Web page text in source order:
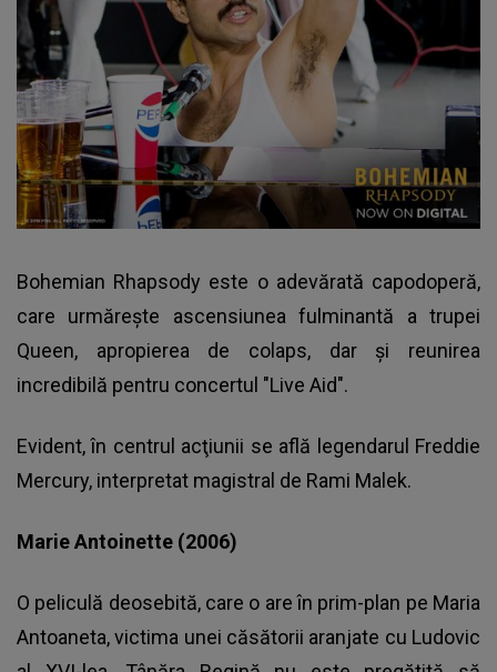
Bohemian Rhapsody este o adevărată capodoperă,
care urmăreşte ascensiunea fulminantă a trupei
Queen, apropierea de colaps, dar şi reunirea
incredibilă pentru concertul "Live Aid".
Evident, în centrul acţiunii se află legendarul Freddie
Mercury, interpretat magistral de Rami Malek.
Marie Antoinette (2006)
O peliculă deosebită, care o are în prim-plan pe Maria
Antoaneta, victima unei căsătorii aranjate cu Ludovic